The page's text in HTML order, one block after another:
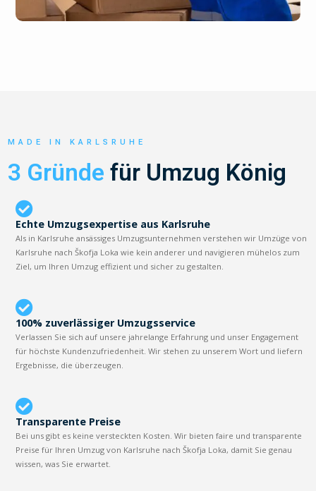
MADE IN KARLSRUHE
3 Gründe für Umzug König
Echte Umzugsexpertise aus Karlsruhe
Als in Karlsruhe ansässiges Umzugsunternehmen verstehen wir Umzüge von
Karlsruhe nach Škofja Loka wie kein anderer und navigieren mühelos zum
Ziel, um Ihren Umzug effizient und sicher zu gestalten.
100% zuverlässiger Umzugsservice
Verlassen Sie sich auf unsere jahrelange Erfahrung und unser Engagement
für höchste Kundenzufriedenheit. Wir stehen zu unserem Wort und liefern
Ergebnisse, die überzeugen.
Transparente Preise
Bei uns gibt es keine versteckten Kosten. Wir bieten faire und transparente
Preise für Ihren Umzug von Karlsruhe nach Škofja Loka, damit Sie genau
wissen, was Sie erwartet.